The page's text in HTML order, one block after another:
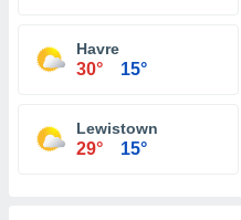
Havre
30° 15°
Lewistown
29° 15°